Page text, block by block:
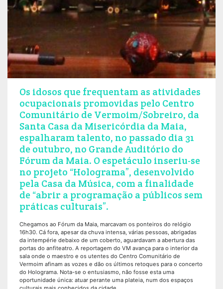
Os idosos que frequentam as atividades
ocupacionais promovidas pelo Centro
Comunitário de Vermoim/Sobreiro, da
Santa Casa da Misericórdia da Maia,
espalharam talento, no passado dia 31
de outubro, no Grande Auditório do
Fórum da Maia. O espetáculo inseriu-se
no projeto “Holograma”, desenvolvido
pela Casa da Música, com a finalidade
de “abrir a programação a públicos sem
práticas culturais”.
Chegamos ao Fórum da Maia, marcavam os ponteiros do relógio
16h30. Cá fora, apesar da chuva intensa, várias pessoas, abrigadas
da intempérie debaixo de um coberto, aguardavam a abertura das
portas do anfiteatro. A reportagem do VM avança para o interior da
sala onde o maestro e os utentes do Centro Comunitário de
Vermoim afinam as vozes e dão os últimos retoques para o concerto
do Holograma. Nota-se o entusiasmo, não fosse esta uma
oportunidade única: atuar perante uma plateia, num dos espaços